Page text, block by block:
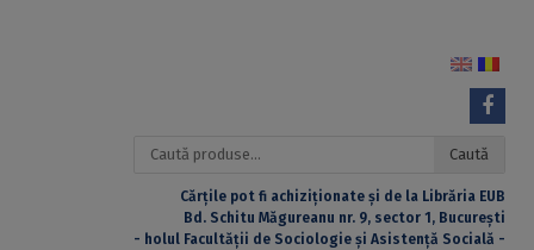
Caută
Caută
Cărțile pot fi achiziționate și de la Librăria EUB
Bd. Schitu Măgureanu nr. 9, sector 1, București
- holul Facultății de Sociologie și Asistență Socială -